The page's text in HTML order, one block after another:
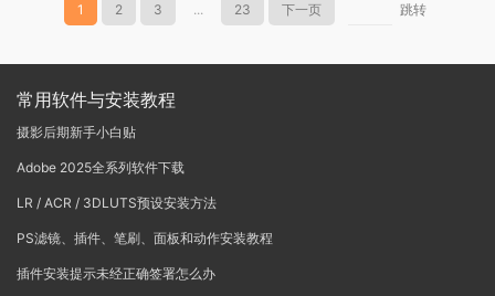
1 2 3 ... 23 下一页 跳转
常用软件与安装教程
摄影后期新手小白贴
Adobe 2025全系列软件下载
LR / ACR / 3DLUTS预设安装方法
PS滤镜、插件、笔刷、面板和动作安装教程
插件安装提示未经正确签署怎么办